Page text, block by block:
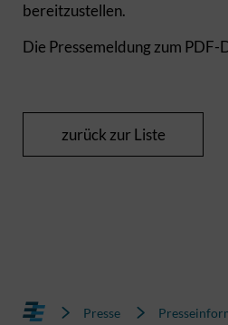
bereitzustellen.
Die Pressemeldung zum PDF-
zurück zur Liste
Presse